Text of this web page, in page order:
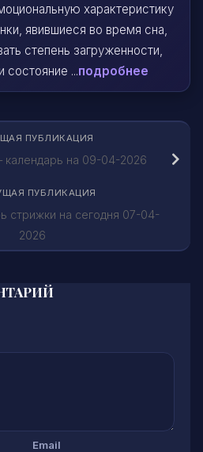
характеристику
явившиеся во время сна,
степень загруженности,
состояние ...подробнее
ПУБЛИКАЦИЯ
на 09-04-2026
ПУБЛИКАЦИЯ
стрижки на сегодня 07-04-
2026
Email